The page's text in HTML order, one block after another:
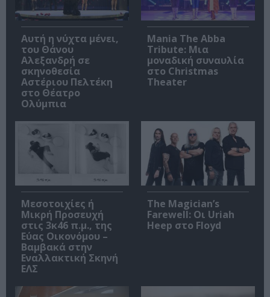
Αυτή η νύχτα μένει,
του Θάνου
Αλεξανδρή σε
σκηνοθεσία
Αστέριου Πελτέκη
στο Θέατρο
Ολύμπια
Mania The Abba
Tribute: Μια
μοναδική συναυλία
στο Christmas
Theater
Μεσοτοιχίες ή
Μικρή Προσευχή
στις 3κ46 π.μ., της
Εύας Οικονόμου –
Βαμβακά στην
Εναλλακτική Σκηνή
ΕΛΣ
The Magician’s
Farewell: Οι Uriah
Heep στο Floyd